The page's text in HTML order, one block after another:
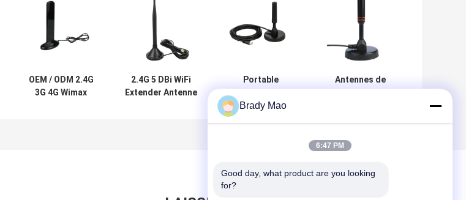
OEM / ODM 2.4G
3G 4G Wimax
2.4G 5 DBi WiFi
Extender Antenne
Portable
montée aérienne
Ariel 5 dBi TV
Antennes de
longue portée
Brady Mao
6:47 PM
Good day, what product are you looking
for?